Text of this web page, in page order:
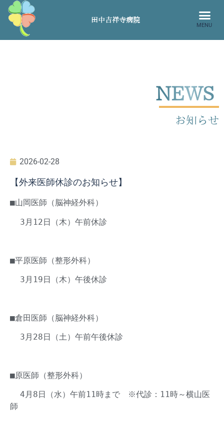
田中吉祥寺病院
MENU
NEWS
お知らせ
2026-02-28
【外来医師休診のお知らせ】
■山岡医師（脳神経外科）
3月12日（木）午前休診
■平原医師（整形外科）
3月19日（木）午後休診
■倉田医師（脳神経外科）
3月28日（土）午前午後休診
■原医師（整形外科）
4月8日（水）午前11時まで
※代診：11時～横山医
師